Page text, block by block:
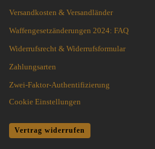
Versandkosten & Versandländer
Waffengesetzänderungen 2024: FAQ
Widerrufsrecht & Widerrufsformular
Zahlungsarten
Zwei-Faktor-Authentifizierung
Cookie Einstellungen
Vertrag widerrufen